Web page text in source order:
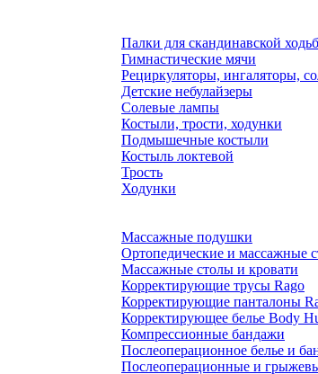
Палки для скандинавской
Гимнастические мячи
Рециркуляторы, ингаляторы,
Детские небулайзеры
Солевые лампы
Костыли, трости, ходунки
Подмышечные костыли
Костыль локтевой
Трость
Ходунки
Массажные подушки
Ортопедические и массажные
Массажные столы и кровати
Корректирующие трусы Rago
Корректирующие панталоны
Корректирующее белье Body
Компрессионные бандажи
Послеоперационное белье и
Послеоперационные и